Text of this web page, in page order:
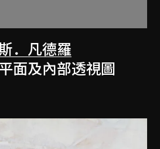
．凡德羅
面及內部透視圖